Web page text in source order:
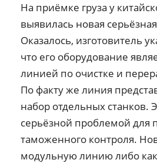
На приёмке груза у
выявилась новая
Оказалось, изготовитель
что его оборудование
линией по очистке и
По факту же линия
набор отдельных станков.
серьёзной проблемой для
таможенного контроля.
модульную линию либо